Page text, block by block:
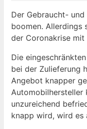
Der Gebraucht-
boomen. Allerdings
der Coronakrise
Die
bei der Zulieferung
Angebot knapper
Automobilhersteller
unzureichend
knapp wird, wird es